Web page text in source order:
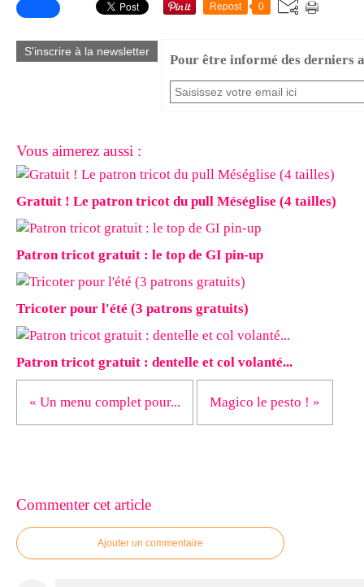
Repost 0
S'inscrire à la newsletter
Pour être informé des derniers
Vous aimerez aussi :
Gratuit ! Le patron tricot du pull Méséglise (4 tailles)
Patron tricot gratuit : le top de GI pin-up
Tricoter pour l'été (3 patrons gratuits)
Patron tricot gratuit : dentelle et col volanté...
« Un menu complet pour... Magico le pesto ! »
Commenter cet article
Ajouter un commentaire